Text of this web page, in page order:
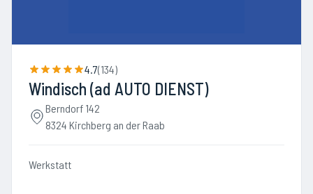
4.7(134)
Windisch (ad AUTO DIENST)
Berndorf 142
8324 Kirchberg an der Raab
Werkstatt